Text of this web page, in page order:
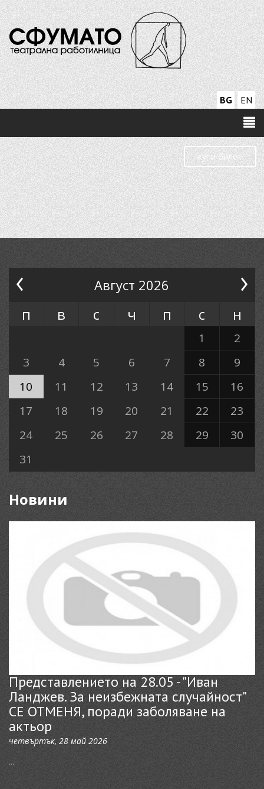
EN
BG
купи билет
Август 2026
п в с ч п с н
1
2
3
4 5 6 7 8
9
10
11 12 13 14 15
16
17
18 19 20 21 22
23
24
25 26 27 28 29
30
31
Новини
Представлението на 28.05 - "Иван
Ланджев. За неизбежната случайност"
СЕ ОТМЕНЯ, поради заболяване на
актьор
четвъртък, 28 май 2026
...